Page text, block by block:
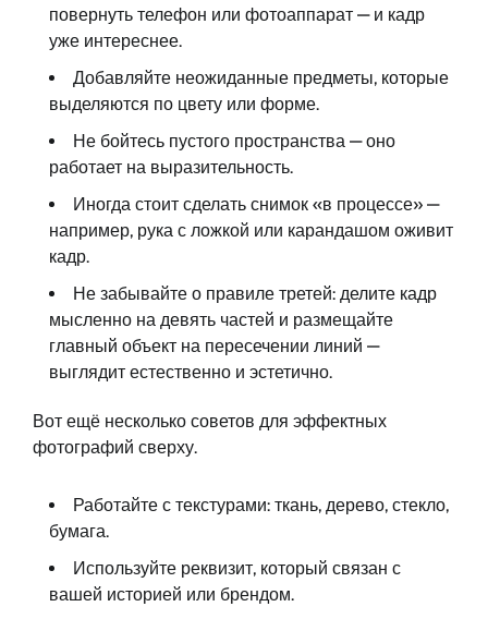
повернуть телефон или фотоаппарат — и кадр
уже интереснее.
Добавляйте неожиданные предметы, которые
выделяются по цвету или форме.
Не бойтесь пустого пространства — оно
работает на выразительность.
Иногда стоит сделать снимок «в процессе» —
например, рука с ложкой или карандашом оживит
кадр.
Не забывайте о правиле третей: делите кадр
мысленно на девять частей и размещайте
главный объект на пересечении линий —
выглядит естественно и эстетично.
Вот ещё несколько советов для эффектных
фотографий сверху.
Работайте с текстурами: ткань, дерево, стекло,
бумага.
Используйте реквизит, который связан с
вашей историей или брендом.